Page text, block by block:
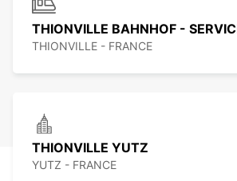
THIONVILLE BAHNHOF -
THIONVILLE - FRANCE
THIONVILLE YUTZ
YUTZ - FRANCE